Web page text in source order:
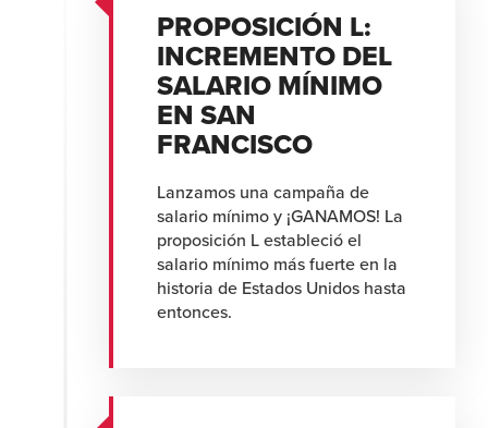
PROPOSICIÓN L:
INCREMENTO DEL
SALARIO MÍNIMO
EN SAN
FRANCISCO
Lanzamos una campaña de
salario mínimo y ¡GANAMOS! La
proposición L estableció el
salario mínimo más fuerte en la
historia de Estados Unidos hasta
entonces.